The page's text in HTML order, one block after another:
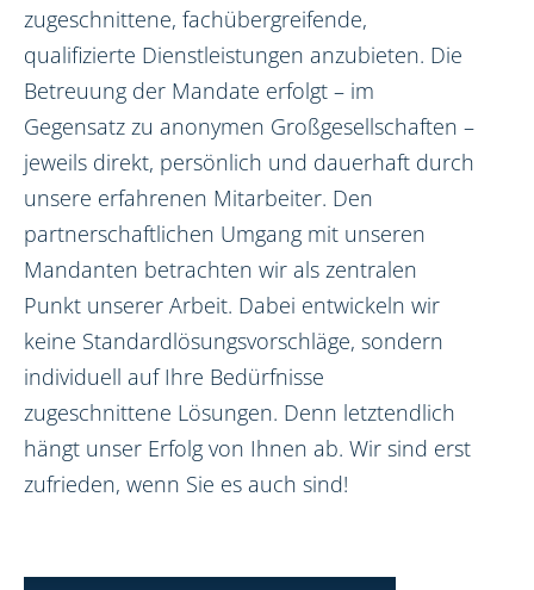
zugeschnittene, fachübergreifende,
qualifizierte Dienstleistungen anzubieten. Die
Betreuung der Mandate erfolgt – im
Gegensatz zu anonymen Großgesellschaften –
jeweils direkt, persönlich und dauerhaft durch
unsere erfahrenen Mitarbeiter. Den
partnerschaftlichen Umgang mit unseren
Mandanten betrachten wir als zentralen
Punkt unserer Arbeit. Dabei entwickeln wir
keine Standardlösungsvorschläge, sondern
individuell auf Ihre Bedürfnisse
zugeschnittene Lösungen. Denn letztendlich
hängt unser Erfolg von Ihnen ab. Wir sind erst
zufrieden, wenn Sie es auch sind!